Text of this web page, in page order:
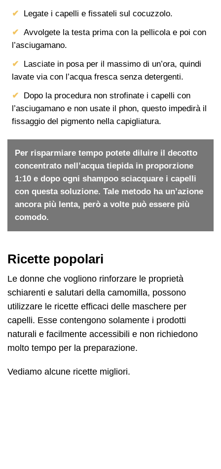
Legate i capelli e fissateli sul cocuzzolo.
Avvolgete la testa prima con la pellicola e poi con
l’asciugamano.
Lasciate in posa per il massimo di un’ora, quindi
lavate via con l’acqua fresca senza detergenti.
Dopo la procedura non strofinate i capelli con
l’asciugamano e non usate il phon, questo impedirà il
fissaggio del pigmento nella capigliatura.
Per risparmiare tempo potete diluire il decotto
concentrato nell’acqua tiepida in proporzione
1:10 e dopo ogni shampoo sciacquare i capelli
con questa soluzione. Tale metodo ha un’azione
ancora più lenta, però a volte può essere più
comodo.
Ricette popolari
Le donne che vogliono rinforzare le proprietà
schiarenti e salutari della camomilla, possono
utilizzare le ricette efficaci delle maschere per
capelli. Esse contengono solamente i prodotti
naturali e facilmente accessibili e non richiedono
molto tempo per la preparazione.
Vediamo alcune ricette migliori.